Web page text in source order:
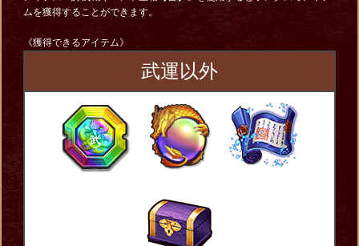
ムを獲得することができます。
《獲得できるアイテム》
武運以外